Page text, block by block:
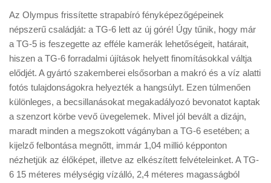
Tudástár
Tanácsok
Érdekességek
Helyszíni Riport
E-BB
Az Olympus frissítette strapabíró fényképezőgépeinek
népszerű családját: a TG-6 lett az új góré! Úgy tűnik, hogy már
a TG-5 is feszegette az efféle kamerák lehetőségeit, határait,
hiszen a TG-6 forradalmi újítások helyett finomításokkal váltja
elődjét. A gyártó szakemberei elsősorban a makró és a víz alatti
fotós tulajdonságokra helyezték a hangsúlyt. Ezen túlmenően
különleges, a becsillanásokat megakadályozó bevonatot kaptak
a szenzort körbe vevő üvegelemek. Mivel jól bevált a dizájn,
maradt minden a megszokott vágányban a TG-6 esetében; a
kijelző felbontása megnőtt, immár 1,04 millió képponton
nézhetjük az élőképet, illetve az elkészített felvételeinket. A TG-
6 15 méteres mélységig vízálló, 2,4 méteres magasságból